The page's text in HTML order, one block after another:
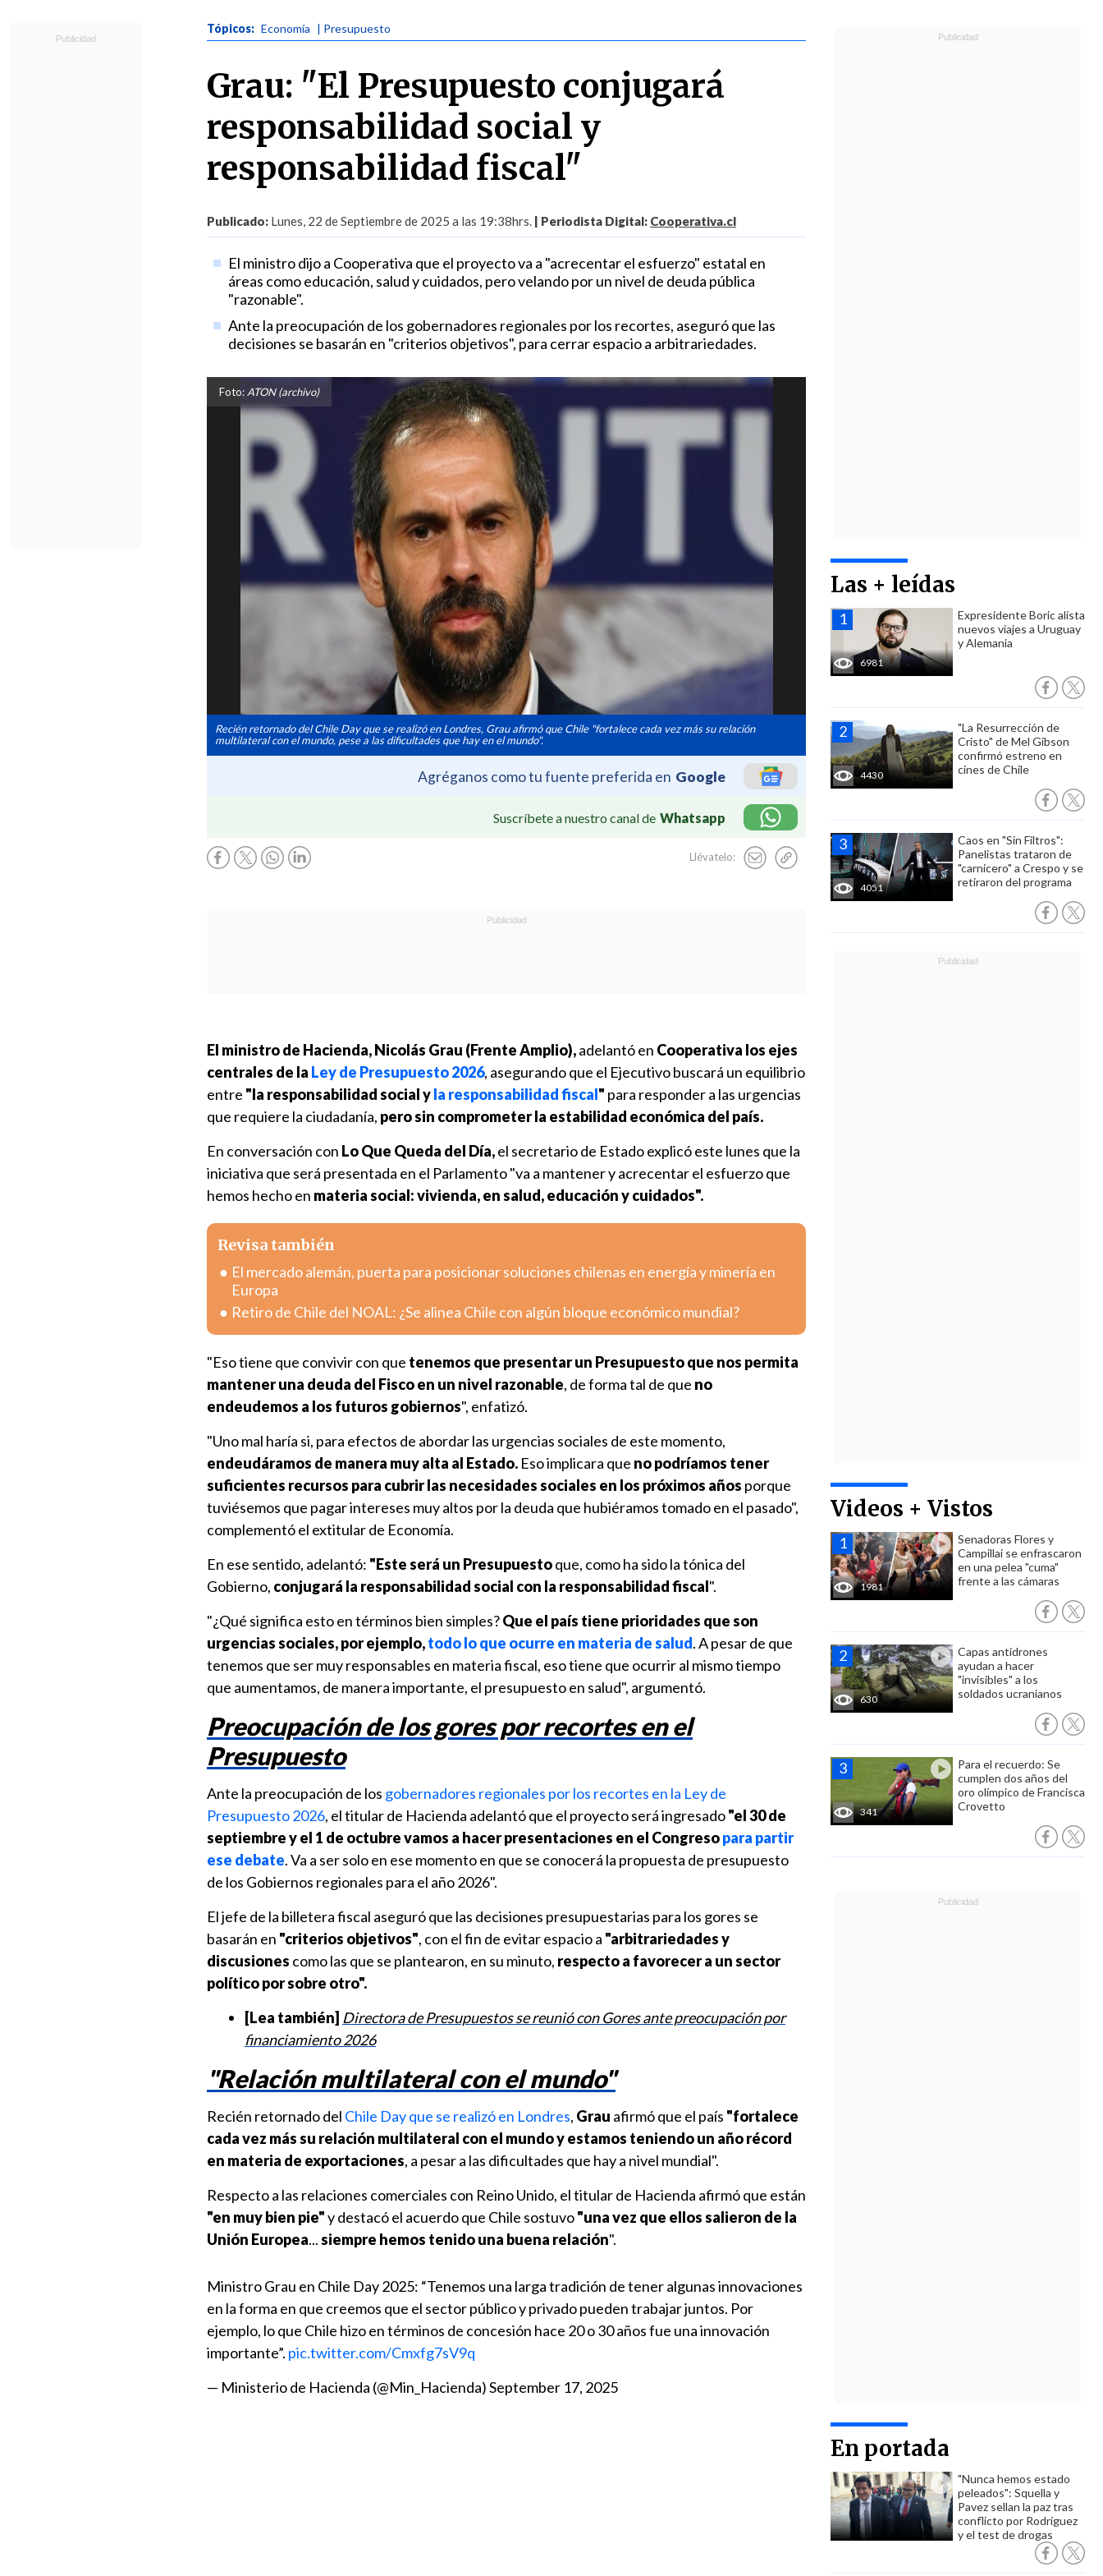
Tópicos: Economía | Presupuesto
Grau: "El Presupuesto conjugará
responsabilidad social y
responsabilidad fiscal"
Publicado: Lunes, 22 de Septiembre de 2025 a las 19:38hrs. | Periodista Digital: Cooperativa.cl
El ministro dijo a Cooperativa que el proyecto va a "acrecentar el esfuerzo" estatal en
áreas como educación, salud y cuidados, pero velando por un nivel de deuda pública
"razonable".
Ante la preocupación de los gobernadores regionales por los recortes, aseguró que las
decisiones se basarán en "criterios objetivos", para cerrar espacio a arbitrariedades.
Foto: ATON (archivo)
Recién retornado del Chile Day que se realizó en Londres, Grau afirmó que Chile "fortalece cada vez más su relación
multilateral con el mundo, pese a las dificultades que hay en el mundo".
Agréganos como tu fuente preferida en Google
Suscríbete a nuestro canal de Whatsapp
Llévatelo:
Las + leídas
6981
Expresidente Boric alista
nuevos viajes a Uruguay
y Alemania
4430
"La Resurrección de
Cristo" de Mel Gibson
confirmó estreno en
cines de Chile
4051
Caos en "Sin Filtros":
Panelistas trataron de
"carnicero" a Crespo y se
retiraron del programa
Videos + Vistos
1981
Senadoras Flores y
Campillai se enfrascaron
en una pelea "cuma"
frente a las cámaras
630
Capas antidrones
ayudan a hacer
"invisibles" a los
soldados ucranianos
341
Para el recuerdo: Se
cumplen dos años del
oro olímpico de Francisca
Crovetto
En portada
"Nunca hemos estado
peleados": Squella y
Pavez sellan la paz tras
conflicto por Rodríguez
y el test de drogas
El ministro de Hacienda, Nicolás Grau (Frente Amplio),adelantó en Cooperativa los ejes
centrales de la Ley de Presupuesto 2026, asegurando que el Ejecutivo buscará un equilibrio
entre "la responsabilidad social yla responsabilidad fiscal" para responder a las urgencias
que requiere la ciudadanía, pero sin comprometer la estabilidad económica del país.
En conversación con Lo Que Queda del Día,el secretario de Estado explicó este lunes que la
iniciativa que será presentada en el Parlamento "va a mantener y acrecentar el esfuerzo que
hemos hecho en materia social: vivienda, en salud, educación y cuidados".
Revisa también
El mercado alemán, puerta para posicionar soluciones chilenas en energía y minería en
Europa
Retiro de Chile del NOAL: ¿Se alinea Chile con algún bloque económico mundial?
"Eso tiene que convivir con que tenemos que presentar un Presupuesto que nos permita
mantener una deuda del Fisco en un nivel razonable, de forma tal de que no
endeudemos a los futuros gobiernos", enfatizó.
"Uno mal haría si, para efectos de abordar las urgencias sociales de este momento,
endeudáramos de manera muy alta al Estado. Eso implicara que no podríamos tener
suficientes recursos para cubrir las necesidades sociales en los próximos años porque
tuviésemos que pagar intereses muy altos por la deuda que hubiéramos tomado en el pasado",
complementó el extitular de Economía.
En ese sentido, adelantó: "Este será un Presupuestoque, como ha sido la tónica del
Gobierno, conjugará la responsabilidad social con la responsabilidad fiscal".
"¿Qué significa esto en términos bien simples?Que el país tiene prioridades que son
urgencias sociales, por ejemplo,todo lo que ocurre en materia de salud. A pesar de que
tenemos que ser muy responsables en materia fiscal, eso tiene que ocurrir al mismo tiempo
que aumentamos, de manera importante, el presupuesto en salud", argumentó.
Preocupación de los gores por recortes en el
Presupuesto
Ante la preocupación de los gobernadores regionales por los recortes en la Ley de
Presupuesto 2026, el titular de Hacienda adelantó que el proyecto será ingresado"el 30 de
septiembre y el 1 de octubre vamos a hacer presentaciones en el Congresopara partir
ese debate. Va a ser solo en ese momento en que se conocerá la propuesta de presupuesto
de los Gobiernos regionales para el año 2026".
El jefe de la billetera fiscal aseguró que las decisiones presupuestarias para los gores se
basarán en "criterios objetivos", con el fin de evitar espacio a "arbitrariedades y
discusiones como las que se plantearon, en su minuto, respecto a favorecer a un sector
político por sobre otro".
[Lea también] Directora de Presupuestos se reunió con Gores ante preocupación por
financiamiento 2026
"Relación multilateral con el mundo"
Recién retornado del Chile Day que se realizó en Londres, Grau afirmó que el país "fortalece
cada vez más su relación multilateral con el mundo y estamos teniendo un año récord
en materia de exportaciones, a pesar a las dificultades que hay a nivel mundial".
Respecto a las relaciones comerciales con Reino Unido, el titular de Hacienda afirmó que están
"en muy bien pie"y destacó el acuerdo que Chile sostuvo"una vez que ellos salieron de la
Unión Europea...siempre hemos tenido una buena relación".
Ministro Grau en Chile Day 2025: “Tenemos una larga tradición de tener algunas innovaciones
en la forma en que creemos que el sector público y privado pueden trabajar juntos. Por
ejemplo, lo que Chile hizo en términos de concesión hace 20 o 30 años fue una innovación
importante”. pic.twitter.com/Cmxfg7sV9q
— Ministerio de Hacienda (@Min_Hacienda)September 17, 2025